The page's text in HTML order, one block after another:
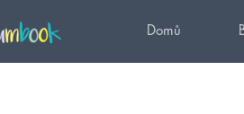
Domů